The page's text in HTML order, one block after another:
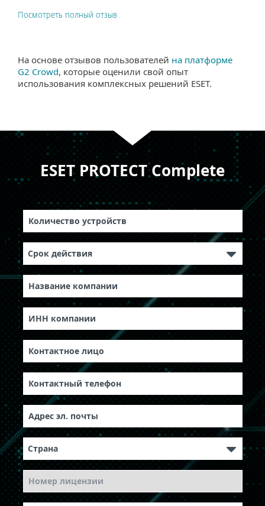
Посмотреть полный отзыв
На основе отзывов пользователей на платформе
G2 Crowd, которые оценили свой опыт
использования комплексных решений ESET.